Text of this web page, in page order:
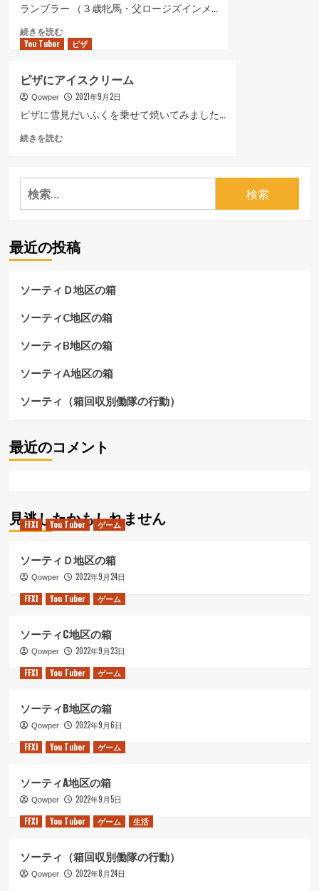
ランブラー （３歳牝馬・父ロージズインメ...
続きを読むラ
ー
（令
和
年
１
て
に
む
You Tuber ピザ
ピザにアイスクリーム
Qowper 2021年9月2日
ピザに雪見だいふくを乗せて焼いてみました...
続きを読むピ
ア
ー
ム
つ
て
ら
に
む
検
索:
最近の投稿
ソーティＤ地区の箱
ソーティC地区の箱
ソーティB地区の箱
ソーティA地区の箱
ソーティ（箱回収別働隊の行動）
最近のコメント
見逃したかもしれません
FFXI You Tuber ゲーム
ソーティＤ地区の箱
Qowper
2022年9月24日
FFXI
You Tuber ゲーム
ソーティC地区の箱
Qowper
2022年9月23日
FFXI
You Tuber ゲーム
ソーティB地区の箱
Qowper
2022年9月6日
FFXI
You Tuber ゲーム
ソーティA地区の箱
Qowper
2022年9月5日
FFXI
You Tuber ゲーム 生活
ソーティ（箱回収別働隊の行動）
Qowper 2022年8月24日